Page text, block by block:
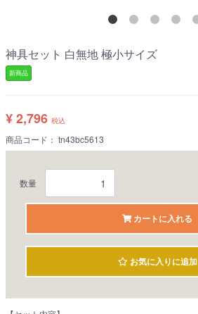
神具セット 白無地 極小サイズ
新商品
¥ 2,796 税込
商品コード： tn43bc5613
数量
カートに入れる
お気に入りに追加